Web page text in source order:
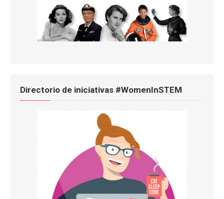
Directorio de iniciativas #WomenInSTEM